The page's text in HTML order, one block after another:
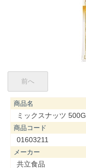
商品名
ミックスナッツ 500G
商品コード
01603211
メーカー
共立食品